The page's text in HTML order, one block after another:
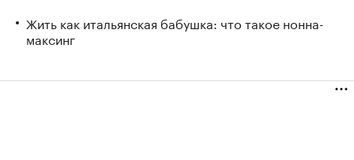
Жить как итальянская бабушка: что такое нонна-
максинг